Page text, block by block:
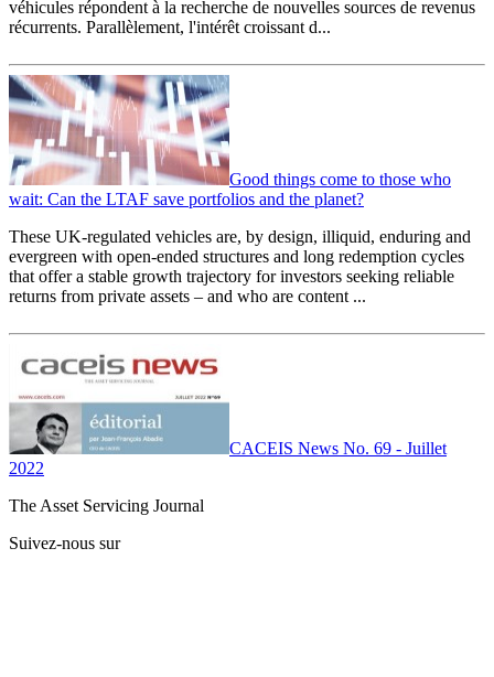
véhicules répondent à la recherche de nouvelles sources de revenus
récurrents. Parallèlement, l'intérêt croissant d...
Good things come to those who
wait: Can the LTAF save portfolios and the planet?
These UK-regulated vehicles are, by design, illiquid, enduring and
evergreen with open-ended structures and long redemption cycles
that offer a stable growth trajectory for investors seeking reliable
returns from private assets – and who are content ...
CACEIS News No. 69 - Juillet
2022
The Asset Servicing Journal
Suivez-nous sur